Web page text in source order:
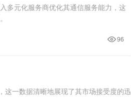
多元化服务商优化其通信服务能力，这
96
这一数据清晰地展现了其市场接受度的迅